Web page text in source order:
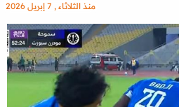
منذ الثلاثاء , 7 إبريل 2026